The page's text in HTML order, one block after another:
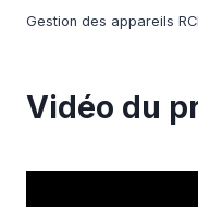
Gestion des appareils
Vidéo du